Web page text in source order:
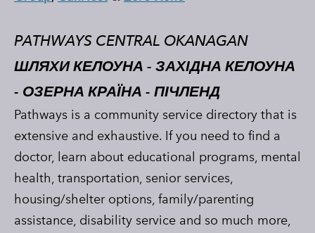
PATHWAYS CENTRAL OKANAGAN
ШЛЯХИ КЕЛОУНА - ЗАХІДНА КЕЛОУНА
- ОЗЕРНА КРАЇНА - ПІЧЛЕНД
Pathways is a community service directory that is
extensive and exhaustive. If you need to find a
doctor, learn about educational programs, mental
health, transportation, senior services,
housing/shelter options, family/parenting
assistance, disability service and so much more,